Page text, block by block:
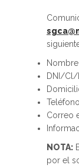
DNI/
Correo
NOTA:
por el